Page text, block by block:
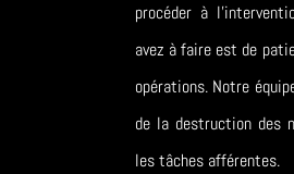
procéder à
avez à faire est de
opérations. Notre
de la destruction des
les tâches afférentes.